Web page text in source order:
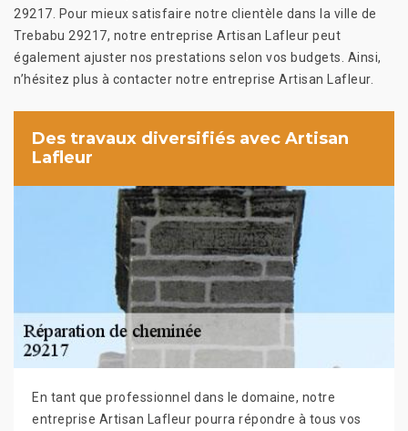
29217. Pour mieux satisfaire notre clientèle dans la ville de
Trebabu 29217, notre entreprise Artisan Lafleur peut
également ajuster nos prestations selon vos budgets. Ainsi,
n’hésitez plus à contacter notre entreprise Artisan Lafleur.
Des travaux diversifiés avec Artisan
Lafleur
En tant que professionnel dans le domaine, notre
entreprise Artisan Lafleur pourra répondre à tous vos